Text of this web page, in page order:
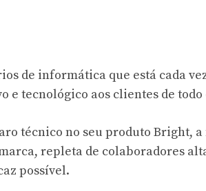
de informática que está cada
e tecnológico aos clientes de
técnico no seu produto Bright,
repleta de colaboradores
possível.